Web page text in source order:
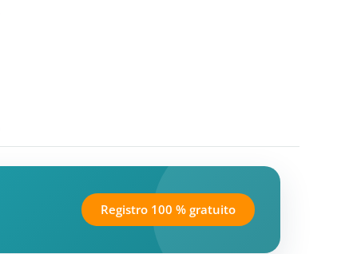
Registro 100 % gratuito